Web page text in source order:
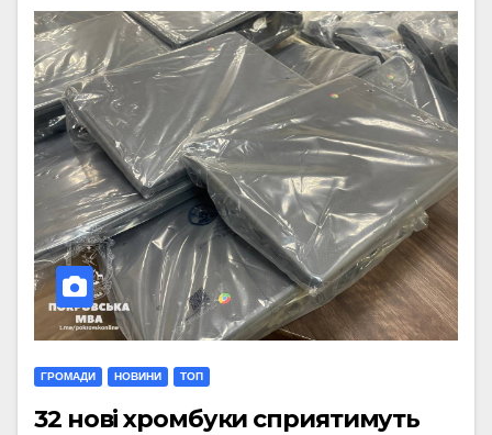
ГРОМАДИ НОВИНИ ТОП
32 нові хромбуки сприятимуть